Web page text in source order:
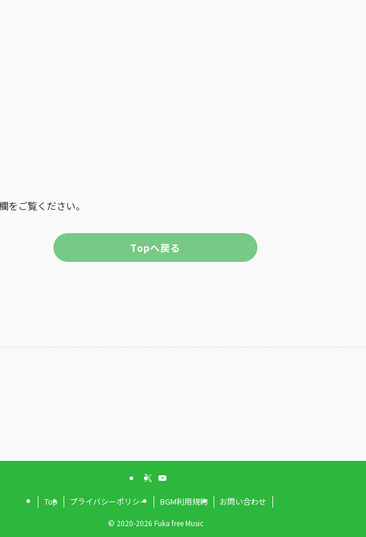
をご覧ください。
Topへ戻る
Top プライバシーポリシー BGM利用規約 お問い合わせ
© 2020-2026 Fuka free Music